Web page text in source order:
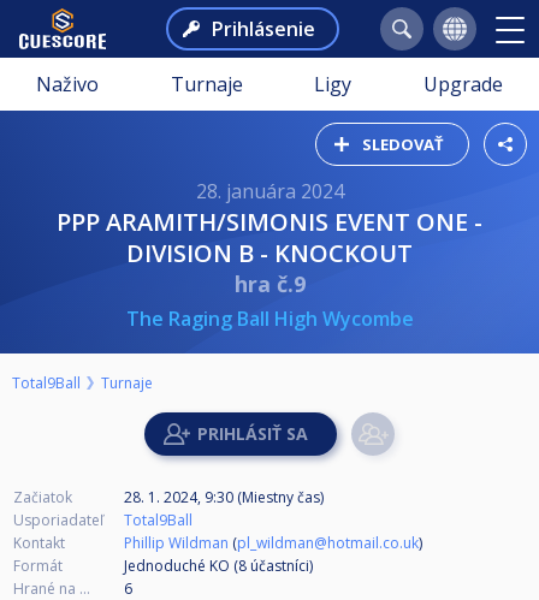
Prihlásenie
Naživo Turnaje Ligy Upgrade
SLEDOVAŤ
28. januára 2024
PPP ARAMITH/SIMONIS EVENT ONE -
DIVISION B - KNOCKOUT
hra č.9
The Raging Ball High Wycombe
Total9Ball Turnaje
Začiatok
28. 1. 2024, 9:30 (Miestny čas)
Usporiadateľ
Total9Ball
Kontakt
Phillip Wildman (pl_wildman@hotmail.co.uk)
Formát
Jednoduché KO (8 účastníci)
Hrané na ...
6